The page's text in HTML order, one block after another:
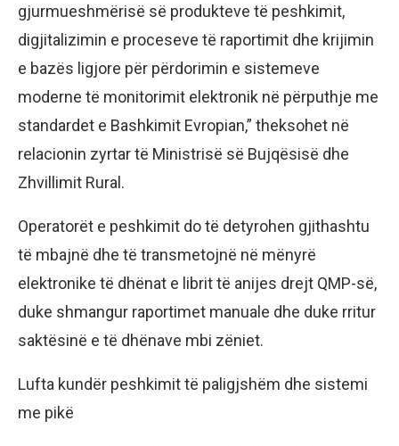
gjurmueshmërisë së produkteve të peshkimit,
digjitalizimin e proceseve të raportimit dhe krijimin
e bazës ligjore për përdorimin e sistemeve
moderne të monitorimit elektronik në përputhje me
standardet e Bashkimit Evropian,” theksohet në
relacionin zyrtar të Ministrisë së Bujqësisë dhe
Zhvillimit Rural.
Operatorët e peshkimit do të detyrohen gjithashtu
të mbajnë dhe të transmetojnë në mënyrë
elektronike të dhënat e librit të anijes drejt QMP-së,
duke shmangur raportimet manuale dhe duke rritur
saktësinë e të dhënave mbi zëniet.
Lufta kundër peshkimit të paligjshëm dhe sistemi
me pikë